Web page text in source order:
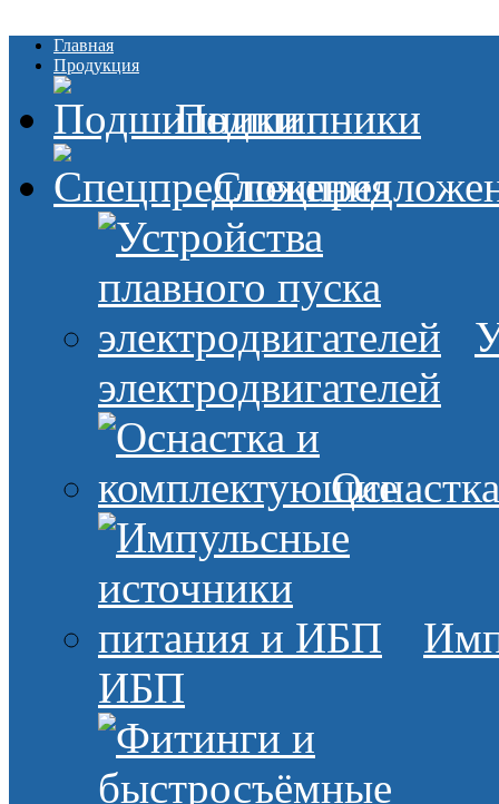
Главная
Продукция
Подшипники
электродвигателей
ИБП